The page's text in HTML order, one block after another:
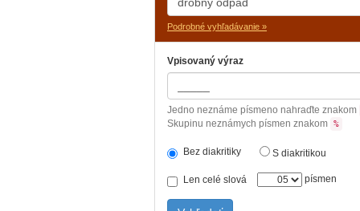
Podrobné vyhľadávanie »
Vpisovaný výraz
Jedno neznáme písmeno nahraďte znakom
Skupinu neznámych písmen znakom %
Bez diakritiky S diakritikou
Len celé slová písmen